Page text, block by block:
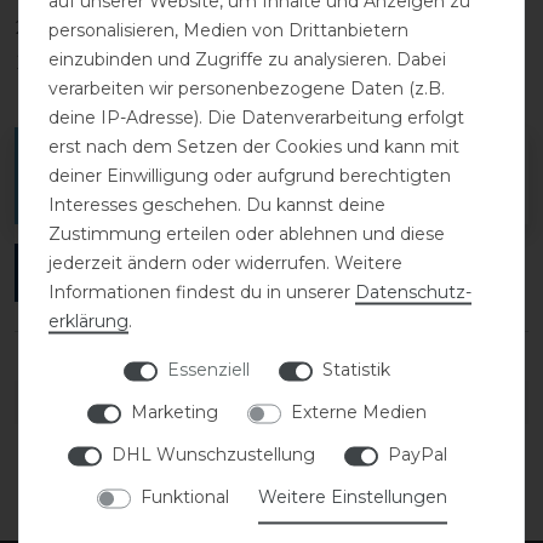
2
0
1
0
Melde dich an, um eine Kundenrezension zu
verfassen.
ANMELDEN
DETAILS ZUR PRODUKTSICHERHEIT
personalisieren, Medien von Drittanbietern
einzubinden und Zugriffe zu analysieren. Dabei
verarbeiten wir personenbezogene Daten (z.B.
deine IP-Adresse). Die Datenverarbeitung erfolgt
erst nach dem Setzen der Cookies und kann mit
deiner Einwilligung oder aufgrund berechtigten
Interesses geschehen. Du kannst deine
Zustimmung erteilen oder ablehnen und diese
jederzeit ändern oder widerrufen. Weitere
Informationen findest du in unserer Daten­schutz­
erklärung.
Essenziell
Statistik
Marketing
Externe Medien
DHL Wunschzustellung
PayPal
Funktional
Weitere Einstellungen